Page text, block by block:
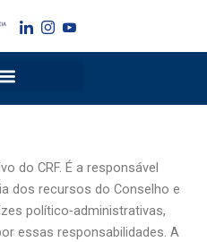
do CRF. É a responsável
dos recursos do Conselho e
político-administrativas,
essas responsabilidades. A